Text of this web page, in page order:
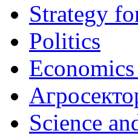
Strategy
Politics
Science